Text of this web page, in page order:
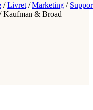
/Livret /Marketing /
/Kaufman & Broad